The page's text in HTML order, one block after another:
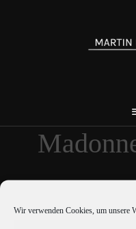
Wir verwenden Cookies, um unsere